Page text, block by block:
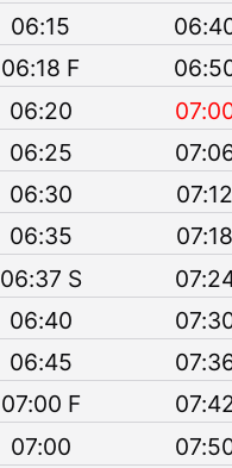
06:15
06:18 F
06:20
06:25
06:30
07:12
06:35
07:18
06:37 S
06:40
06:45
07:00 F
07:00